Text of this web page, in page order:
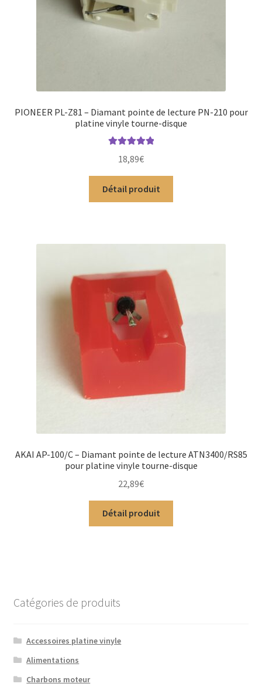
PIONEER PL-Z81 – Diamant pointe de lecture PN-210 pour
platine vinyle tourne-disque
5
18,89€
Détail produit
AKAI AP-100/C – Diamant pointe de lecture ATN3400/RS85
pour platine vinyle tourne-disque
22,89€
Détail produit
Catégories de produits
Accessoires platine vinyle
Alimentations
Charbons moteur